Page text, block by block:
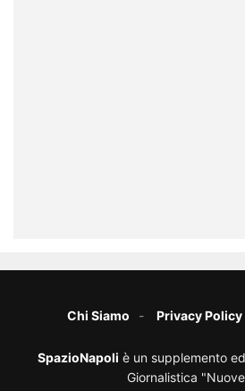
Chi Siamo Privacy Policy
SpazioNapoli è un supplemento
Giornalistica